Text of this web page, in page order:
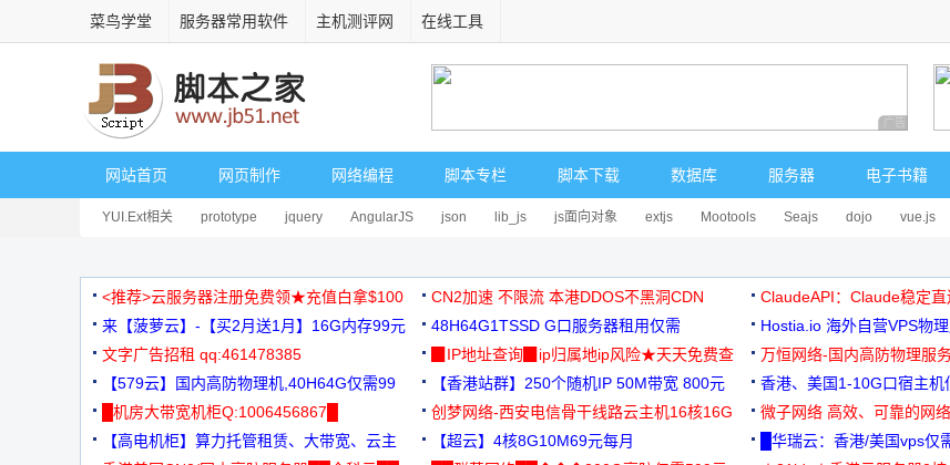
菜鸟学堂 服务器常用软件 主机测评网 在线工具
广告 商业广
网站首页 网页制作 网络编程 脚本专栏 脚本下载 数据库 服务器 电子书籍
YUI.Ext相关 prototype jquery AngularJS json lib_js js面向对象 extjs Mootools Seajs dojo vue.js
<推荐>云服务器注册免费领★充值白拿$100 CN2加速 不限流 本港DDOS不黑洞CDN ClaudeAPI：Claude稳定
来【菠萝云】-【买2月送1月】16G内存99元
48H64G1TSSD G口服务器租用仅需
3000+可免费测试
Hostia.io 海外自营VPS物
文字广告招租 qq:461478385
▉IP地址查询▉ip归属地ip风险★天天免费查
万恒网络-国内高防物理服
99元/月起
【579云】国内高防物理机,40H64G仅需99
元
【香港站群】250个随机IP 50M带宽 800元 香港、美国1-10G口宿主机
█机房大带宽机柜Q:1006456867█
创梦网络-西安电信骨干线路云主机16核16G
88元/月
微子网络 高效、可靠的网
【高电机柜】算力托管租赁、大带宽、云主
【超云】4核8G10M69元每月 █华瑞云：香港/美国vps仅